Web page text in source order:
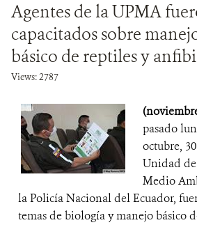
Agentes de la UPMA
capacitados sobre
básico de reptiles y
Views: 2787
pasado
octubre,
Unidad
Medio
la Policía Nacional del Ecuador,
temas de biología y manejo básico